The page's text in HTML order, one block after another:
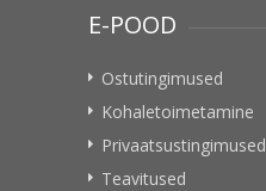
E-POOD
Ostutingimused
Kohaletoimetamine
Privaatsustingimused
Teavitused